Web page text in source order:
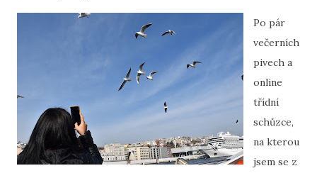
Po pár
večerních
pivech a
online
třídní
schůzce,
na kterou
jsem se z